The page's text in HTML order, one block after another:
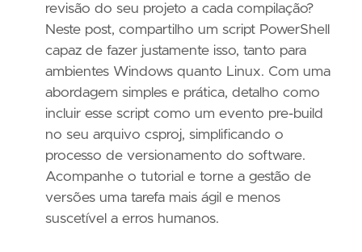
revisão do seu projeto a cada compilação?
Neste post, compartilho um script PowerShell
capaz de fazer justamente isso, tanto para
ambientes Windows quanto Linux. Com uma
abordagem simples e prática, detalho como
incluir esse script como um evento pre-build
no seu arquivo csproj, simplificando o
processo de versionamento do software.
Acompanhe o tutorial e torne a gestão de
versões uma tarefa mais ágil e menos
suscetível a erros humanos.